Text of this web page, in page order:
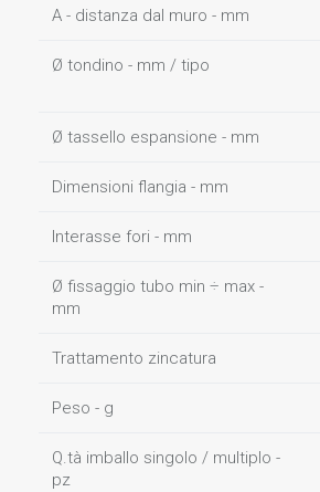
A - distanza dal muro - mm
Ø tondino - mm / tipo
Ø tassello espansione - mm
Dimensioni flangia - mm
Interasse fori - mm
Ø fissaggio tubo min ÷ max -
mm
Trattamento zincatura
Peso - g
Q.tà imballo singolo / multiplo -
pz